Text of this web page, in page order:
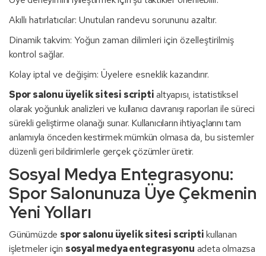
Akıllı hatırlatıcılar: Unutulan randevu sorununu azaltır.
Dinamik takvim: Yoğun zaman dilimleri için özelleştirilmiş
kontrol sağlar.
Kolay iptal ve değişim: Üyelere esneklik kazandırır.
Spor salonu üyelik sitesi scriptialtyapısı, istatistiksel
olarak yoğunluk analizleri ve kullanıcı davranışı raporları ile süreci
sürekli geliştirme olanağı sunar. Kullanıcıların ihtiyaçlarını tam
anlamıyla önceden kestirmek mümkün olmasa da, bu sistemler
düzenli geri bildirimlerle gerçek çözümler üretir.
Sosyal Medya Entegrasyonu:
Spor Salonunuza Üye Çekmenin
Yeni Yolları
Günümüzde spor salonu üyelik sitesi scriptikullanan
işletmeler için sosyal medya entegrasyonu adeta olmazsa